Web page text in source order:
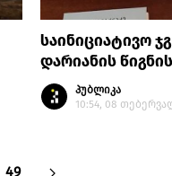
საინიციატივო
დარიანის
პუბლიკა
10:54, 08
49